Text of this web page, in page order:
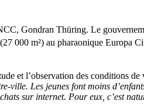
Gondran Thüring. Le
000 m²) au pharaonique Europa
et l’observation des conditions de
Les jeunes font moins
sur internet. Pour eux, c’est